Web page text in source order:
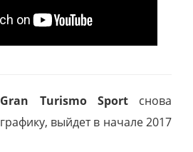
Gran Turismo Sportснова
выйдет в начале 2017